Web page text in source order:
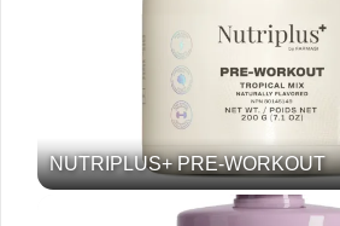
NUTRIPLUS+ PRE-WORKOUT